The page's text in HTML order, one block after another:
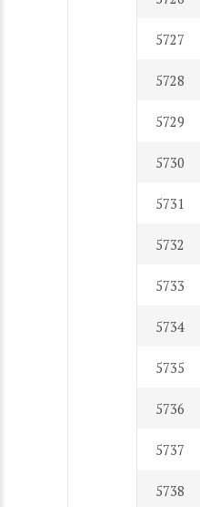
5727
5728
5729
5730
5731
5732
5733
5734
5735
5736
5737
5738